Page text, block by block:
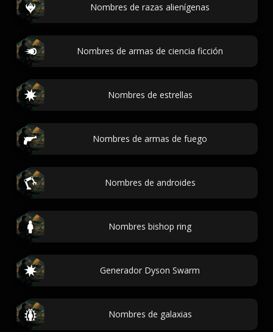
Nombres de razas alienígenas
Nombres de armas de ciencia ficción
Nombres de estrellas
Nombres de armas de fuego
Nombres de androides
Nombres bishop ring
Generador Dyson Swarm
Nombres de galaxias